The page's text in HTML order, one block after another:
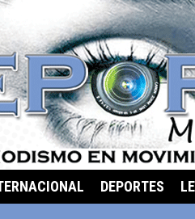
DEPORTES